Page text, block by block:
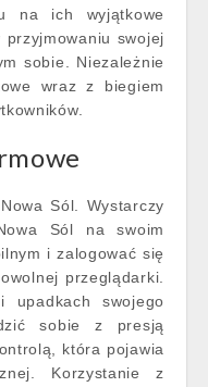
na ich wyjątkowe
swojej
sobie. Niezależnie
wraz z biegiem
Sól. Wystarczy
Sól na swoim
i zalogować się
przeglądarki.
upadkach swojego
sobie z presją
która pojawia
Korzystanie z